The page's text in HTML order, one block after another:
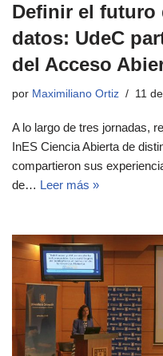
Definir el futuro
datos: UdeC
del Acceso
por Maximiliano Ortiz 11
A lo largo de tres jornadas,
InES Ciencia Abierta de
compartieron sus
de… Leer más »